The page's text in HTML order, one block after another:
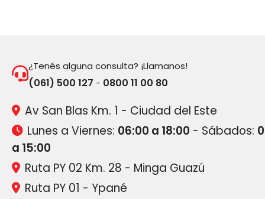
¿Tenés alguna consulta? ¡Llamanos!
(061) 500 127 - 0800 11 00 80
Av San Blas Km. 1 - Ciudad del Este
Lunes a Viernes: 06:00 a 18:00 - Sábados:
a 15:00
Ruta PY 02 Km. 28 - Minga Guazú
Ruta PY 01 - Ypané